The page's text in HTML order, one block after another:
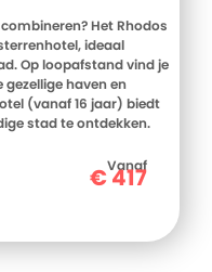
Het Rhodos
ideaal
Op loopafstand vind je
haven en
(vanaf 16 jaar) biedt
stad te ontdekken.
vol zon en zee. Met de
een toplocatie is dit
je verblijf bij D-reizen!
Vanaf
€417